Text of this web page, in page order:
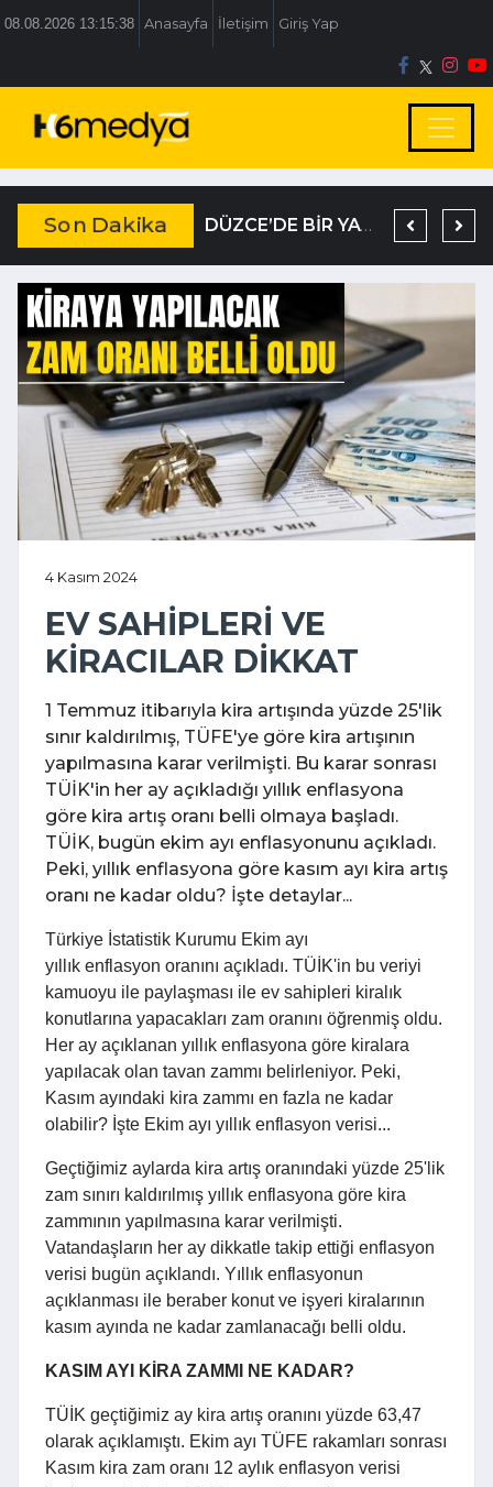
08.08.2026 13:15:39 Anasayfa İletişim Giriş Yap
Son Dakika DÜZCE’DE BİR YATIRIM DAHA TARİHE KARIŞIYOR
4 Kasım 2024
EV SAHİPLERİ VE
KİRACILAR DİKKAT
1 Temmuz itibarıyla kira artışında yüzde 25'lik
sınır kaldırılmış, TÜFE'ye göre kira artışının
yapılmasına karar verilmişti. Bu karar sonrası
TÜİK'in her ay açıkladığı yıllık enflasyona
göre kira artış oranı belli olmaya başladı.
TÜİK, bugün ekim ayı enflasyonunu açıkladı.
Peki, yıllık enflasyona göre kasım ayı kira artış
oranı ne kadar oldu? İşte detaylar...
Türkiye İstatistik Kurumu Ekim ayı
yıllık enflasyon oranını açıkladı. TÜİK'in bu veriyi
kamuoyu ile paylaşması ile ev sahipleri kiralık
konutlarına yapacakları zam oranını öğrenmiş oldu.
Her ay açıklanan yıllık enflasyona göre kiralara
yapılacak olan tavan zammı belirleniyor. Peki,
Kasım ayındaki kira zammı en fazla ne kadar
olabilir? İşte Ekim ayı yıllık enflasyon verisi...
Geçtiğimiz aylarda kira artış oranındaki yüzde 25'lik
zam sınırı kaldırılmış yıllık enflasyona göre kira
zammının yapılmasına karar verilmişti.
Vatandaşların her ay dikkatle takip ettiği enflasyon
verisi bugün açıklandı. Yıllık enflasyonun
açıklanması ile beraber konut ve işyeri kiralarının
kasım ayında ne kadar zamlanacağı belli oldu.
KASIM AYI KİRA ZAMMI NE KADAR?
TÜİK geçtiğimiz ay kira artış oranını yüzde 63,47
olarak açıklamıştı. Ekim ayı TÜFE rakamları sonrası
Kasım kira zam oranı 12 aylık enflasyon verisi